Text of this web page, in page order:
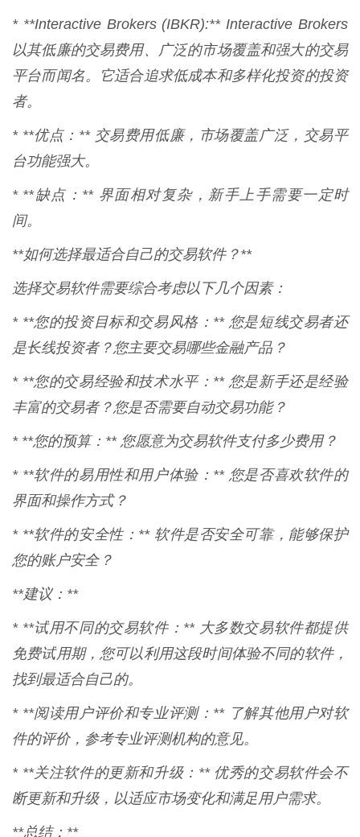
* **Interactive Brokers (IBKR):** Interactive Brokers
以其低廉的交易费用、广泛的市场覆盖和强大的交易
平台而闻名。它适合追求低成本和多样化投资的投资
者。
* **优点：** 交易费用低廉，市场覆盖广泛，交易平
台功能强大。
* **缺点：** 界面相对复杂，新手上手需要一定时
间。
**如何选择最适合自己的交易软件？**
选择交易软件需要综合考虑以下几个因素：
* **您的投资目标和交易风格：** 您是短线交易者还
是长线投资者？您主要交易哪些金融产品？
* **您的交易经验和技术水平：** 您是新手还是经验
丰富的交易者？您是否需要自动交易功能？
* **您的预算：** 您愿意为交易软件支付多少费用？
* **软件的易用性和用户体验：** 您是否喜欢软件的
界面和操作方式？
* **软件的安全性：** 软件是否安全可靠，能够保护
您的账户安全？
**建议：**
* **试用不同的交易软件：** 大多数交易软件都提供
免费试用期，您可以利用这段时间体验不同的软件，
找到最适合自己的。
* **阅读用户评价和专业评测：** 了解其他用户对软
件的评价，参考专业评测机构的意见。
* **关注软件的更新和升级：** 优秀的交易软件会不
断更新和升级，以适应市场变化和满足用户需求。
**总结：**